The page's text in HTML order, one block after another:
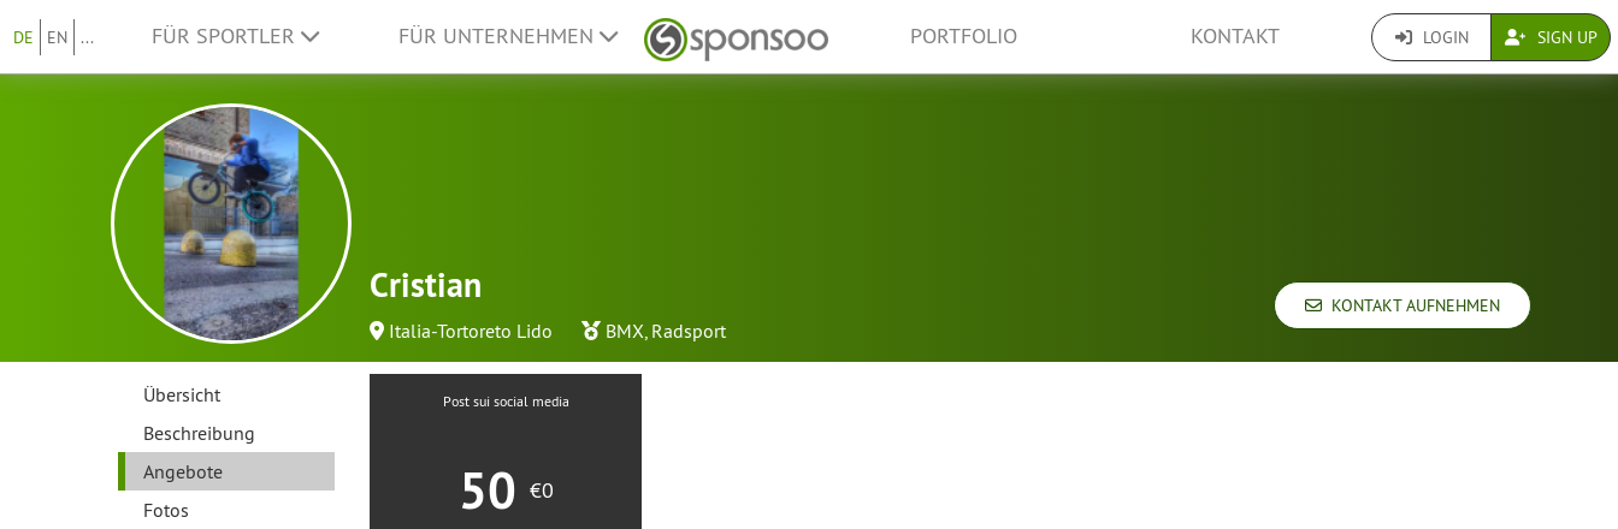
DE EN ... FÜR SPORTLER FÜR UNTERNEHMEN PORTFOLIO KONTAKT LOGIN SIGN UP
Cristian
Italia-Tortoreto Lido BMX, Radsport
KONTAKT AUFNEHMEN
Übersicht
Beschreibung
Angebote
Fotos
Post sui social media
50 €0